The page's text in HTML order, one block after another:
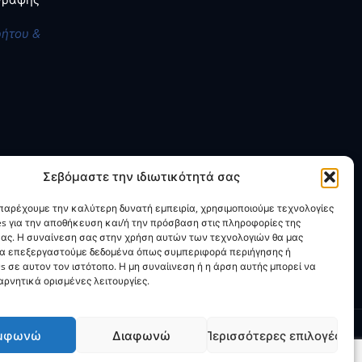
Σεβόμαστε την ιδιωτικότητά σας
την καλύτερη δυνατή εμπειρία, χρησιμοποιούμε τεχνολογίες
για την αποθήκευση και/ή την πρόσβαση στις πληροφορίες της
Η συναίνεση σας στην χρήση αυτών των τεχνολογιών θα μας
επεξεργαστούμε δεδομένα όπως συμπεριφορά περιήγησης ή
σε αυτον τον ιστότοπο. Η μη συναίινεση ή η άρση αυτής μπορεί να
ορισμένες λειτουργίες.
Διαφωνώ Περισσότερες επιλογές
&